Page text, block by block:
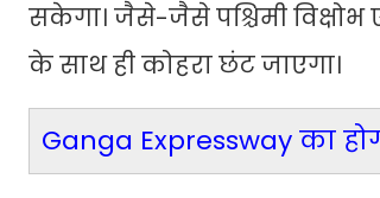
सकेगा। जैसे-जैसे पश्चिमी
के साथ ही कोहरा छंट जाएगा।
Ganga Expressway का